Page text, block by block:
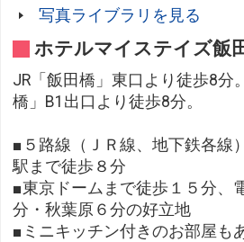
写真ライブラリを見る
ホテルマイステイズ飯
JR「飯田橋」東口より徒歩8分
橋」B1出口より徒歩8分。
■５路線（ＪＲ線、地下鉄各線
駅まで徒歩８分
■東京ドームまで徒歩１５分、
分・秋葉原６分の好立地
■ミニキッチン付きのお部屋も